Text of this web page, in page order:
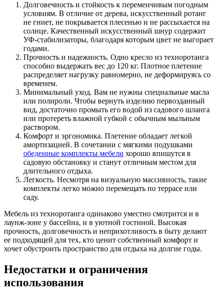
Долговечность и стойкость к переменчивым погодным
условиям. В отличие от дерева, искусственный ротанг
не гниет, не покрывается плесенью и не рассыхается на
солнце. Качественный искусственный шнур содержит
УФ-стабилизаторы, благодаря которым цвет не выгорает
годами.
Прочность и надежность. Одно кресло из техноротанга
способно выдержать вес до 120 кг. Плотное плетение
распределяет нагрузку равномерно, не деформируясь со
временем.
Минимальный уход. Вам не нужны специальные масла
или полироли. Чтобы вернуть изделию первозданный
вид, достаточно промыть его водой из садового шланга
или протереть влажной губкой с обычным мыльным
раствором.
Комфорт и эргономика. Плетение обладает легкой
амортизацией. В сочетании с мягкими подушками
обеденные комплекты мебели хорошо впишутся в
садовую обстановку и станут отличным местом для
длительного отдыха.
Легкость. Несмотря на визуальную массивность, такие
комплекты легко можно перемещать по террасе или
саду.
Мебель из техноротанга одинаково уместно смотрится и в
лаунж-зоне у бассейна, и в уютной гостиной. Высокая
прочность, долговечность и неприхотливость в быту делают
ее подходящей для тех, кто ценит собственный комфорт и
хочет обустроить пространство для отдыха на долгие годы.
Недостатки и ограничения
использования